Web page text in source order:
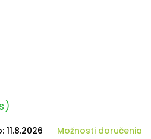
11.8.2026 Možnosti doručenia